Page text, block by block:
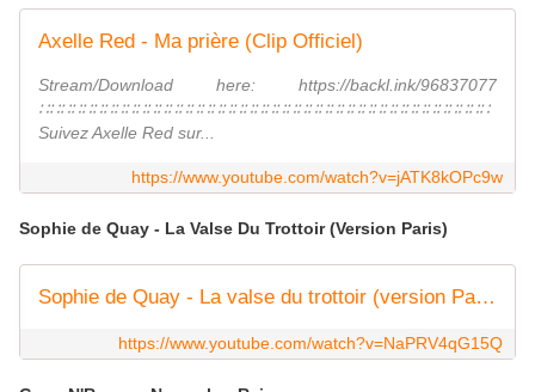
Axelle Red - Ma prière (Clip Officiel)
Stream/Download here: https://backl.ink/96837077
∷∷∷∷∷∷∷∷∷∷∷∷∷∷∷∷∷∷∷∷∷∷∷∷∷∷∷∷∷∷∷∷∷∷∷∷∷∷∷∷∷∷
Suivez Axelle Red sur...
https://www.youtube.com/watch?v=jATK8kOPc9w
Sophie de Quay - La Valse Du Trottoir (Version Paris)
Sophie de Quay - La valse du trottoir (version Paris)
https://www.youtube.com/watch?v=NaPRV4qG15Q